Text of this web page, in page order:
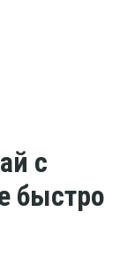
с
быстро